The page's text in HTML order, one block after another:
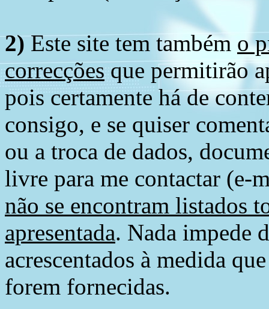
2)Este site tem também o
correcçõesque permitirão
pois certamente há de
consigo, e se quiser
ou a troca de dados,
livre para me contactar (e-
não se encontram listados
apresentada. Nada impede
acrescentados à medida
forem fornecidas.